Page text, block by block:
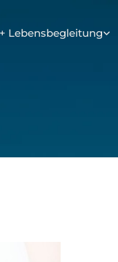
Lebensbegleitung